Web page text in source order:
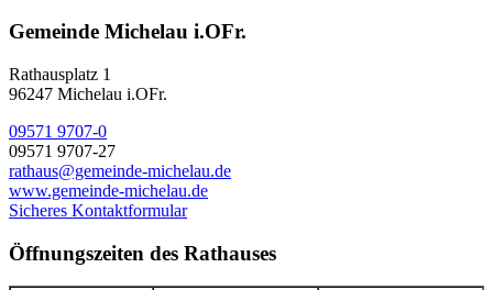
Gemeinde Michelau i.OFr.
Rathausplatz 1
96247 Michelau i.OFr.
09571 9707-0
09571 9707-27
rathaus@gemeinde-michelau.de
www.gemeinde-michelau.de
Sicheres Kontaktformular
Öffnungszeiten des Rathauses